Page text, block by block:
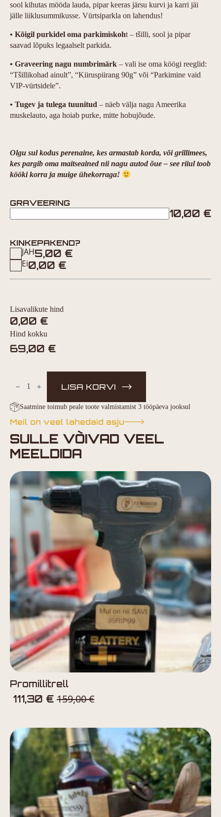
sool kihutas mööda lauda, pipar keeras järsu kurvi ja karri jäi
jälle liiklusummikusse. Vürtsiparkla on lahendus!
• Kõigil purkidel oma parkimiskoht – tšilli, sool ja pipar
saavad lõpuks legaalselt parkida.
• Graveering nagu numbrimärk – vali ise oma köögi reeglid:
“Tšillikohad ainult”, “Kiiruspiirang 90g” või “Parkimine vaid
VIP-vürtsidele”.
• Tugev ja tulega tuunitud – näeb välja nagu Ameerika
muskelauto, aga hoiab purke, mitte hobujõude.
Olgu sul kodus perenaine, kes armastab korda, või grillimees,
kes pargib oma maitseained nii nagu autod õue – see riiul toob
kööki korra ja muige ühekorraga!
GRAVEERING
10,00 €
KINKEPAKEND?
JAH5,00 €
Ei0,00 €
Lisavalikute hind
0,00 €
Hind kokku
69,00 €
Vürtsiparkla
kogus LISA KORVI
Saatmine toimub peale toote valmistamist 3 tööpäeva jooksul
Meil on veel lahedaid asju
SULLE VÕIVAD VEEL
MEELDIDA
Promillitrell
159,00€
111,30 €